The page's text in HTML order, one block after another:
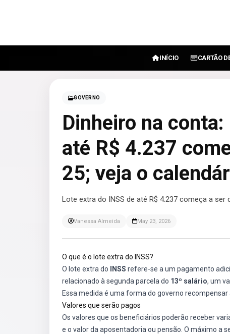
INÍCIO CARTÃO
GOVERNO
Dinheiro na
até R$ 4.237
25; veja o
Lote extra do INSS de até R$ 4.237 começa a ser
Vanessa Almeida May 23, 2026
O que é o lote extra do INSS?
O lote extra do
INSS refere-se a um pagamento
relacionado à segunda parcela do 13º salário, um
Essa medida é uma forma do governo
Valores que serão pagos
Os valores que os beneficiários poderão receber
e o valor da aposentadoria ou pensão. O máximo a